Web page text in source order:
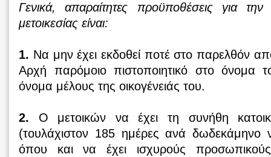
Γενικά, απαραίτητες προϋποθέσεις για την
μετοικεσίας είναι:
1. Να μην έχει εκδοθεί ποτέ στο παρελθόν
Αρχή παρόμοιο πιστοποιητικό στο όνομα
όνομα μέλους της οικογένειάς του.
2. Ο μετοικών να έχει τη συνήθη
(τουλάχιστον 185 ημέρες ανά δωδεκάμηνο
όπου και να έχει ισχυρούς προσωπικούς